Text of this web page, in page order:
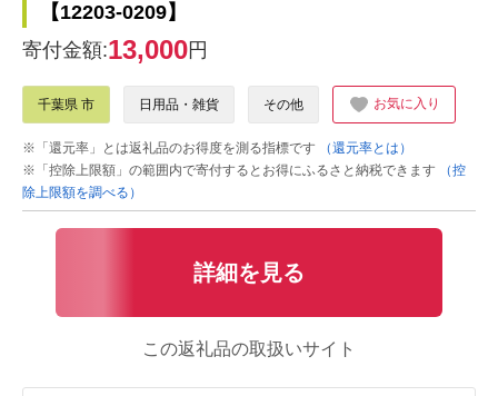
【12203-0209】
寄付金額:13,000円
千葉県 市 日用品・雑貨 その他 お気に入り
※「還元率」とは返礼品のお得度を測る指標です
（還元率とは）
※「控除上限額」の範囲内で寄付するとお得にふるさと納税できます
（控
除上限額を調べる）
詳細を見る
この返礼品の取扱いサイト